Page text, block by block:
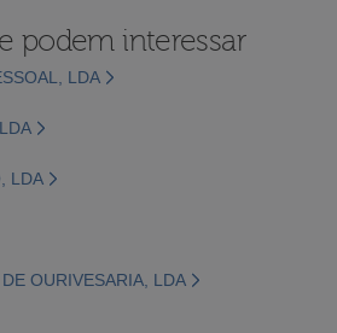
podem interessar
LDA
LDA
OURIVESARIA, LDA